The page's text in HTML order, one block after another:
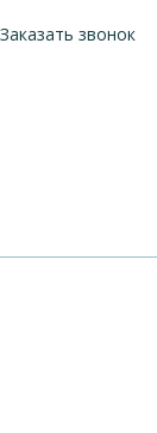
Заказать звонок